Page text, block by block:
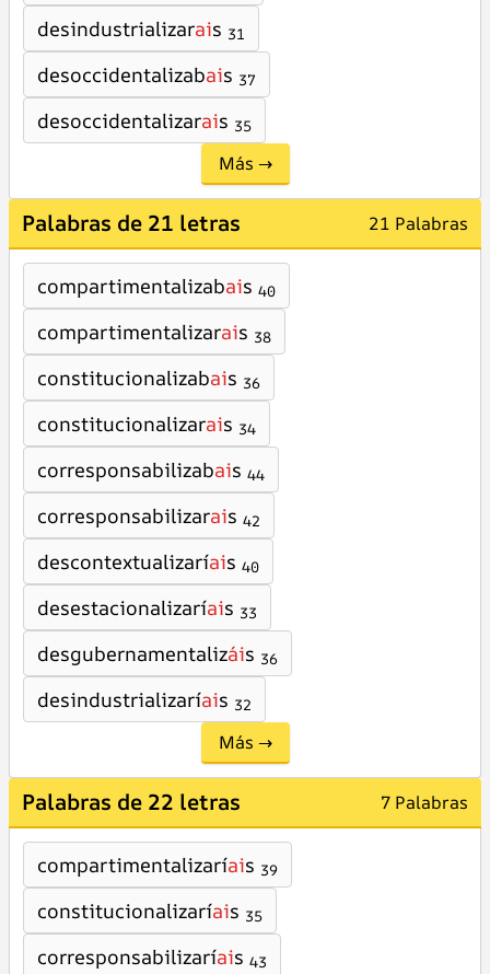
desindustrializarais 31
desoccidentalizabais 37
desoccidentalizarais 35
Más →
Palabras de 21 letras 21 Palabras
compartimentalizabais 40
compartimentalizarais 38
constitucionalizabais 36
constitucionalizarais 34
corresponsabilizabais 44
corresponsabilizarais 42
descontextualizaríais 40
desestacionalizaríais 33
desgubernamentalizáis 36
desindustrializaríais 32
Más →
Palabras de 22 letras 7 Palabras
compartimentalizaríais 39
constitucionalizaríais 35
corresponsabilizaríais 43